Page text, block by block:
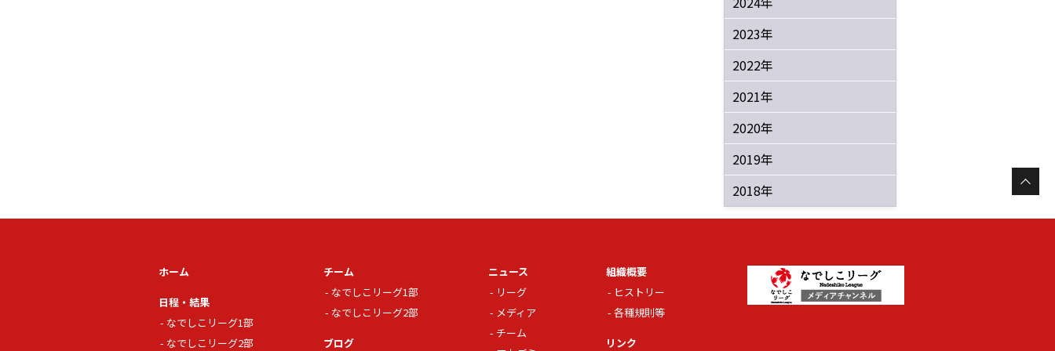
2023年
2022年
2021年
2020年
2019年
2018年
ホーム
日程・結果
なでしこリーグ1部
なでしこリーグ2部
チーム
なでしこリーグ1部
なでしこリーグ2部
ブログ
ニュース
リーグ
メディア
チーム
組織概要
ヒストリー
各種規則等
リンク